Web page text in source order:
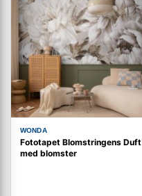
WONDA
Fototapet Blomstringens Duft
med blomster